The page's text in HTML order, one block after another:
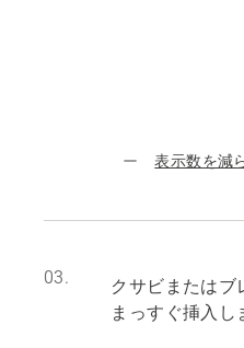
表示数を減
03.
クサビまたはブ
まっすぐ挿入し